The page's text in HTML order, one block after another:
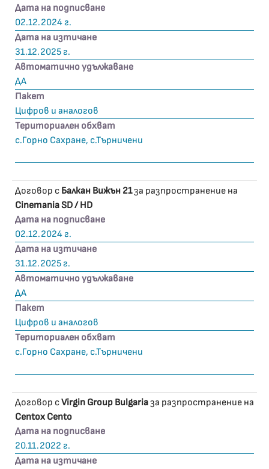
Дата на подписване
02.12.2024 г.
Дата на изтичане
31.12.2025 г.
Автоматично удължаване
ДА
Пакет
Цифров и аналогов
Териториален обхват
с.Горно Сахране, с.Търничени
Договор с Балкан Вижън 21за разпространение на
Cinemania SD / HD
Дата на подписване
02.12.2024 г.
Дата на изтичане
31.12.2025 г.
Автоматично удължаване
ДА
Пакет
Цифров и аналогов
Териториален обхват
с.Горно Сахране, с.Търничени
Договор сVirgin Group Bulgariaза разпространение на
Centox Cento
Дата на подписване
20.11.2022 г.
Дата на изтичане